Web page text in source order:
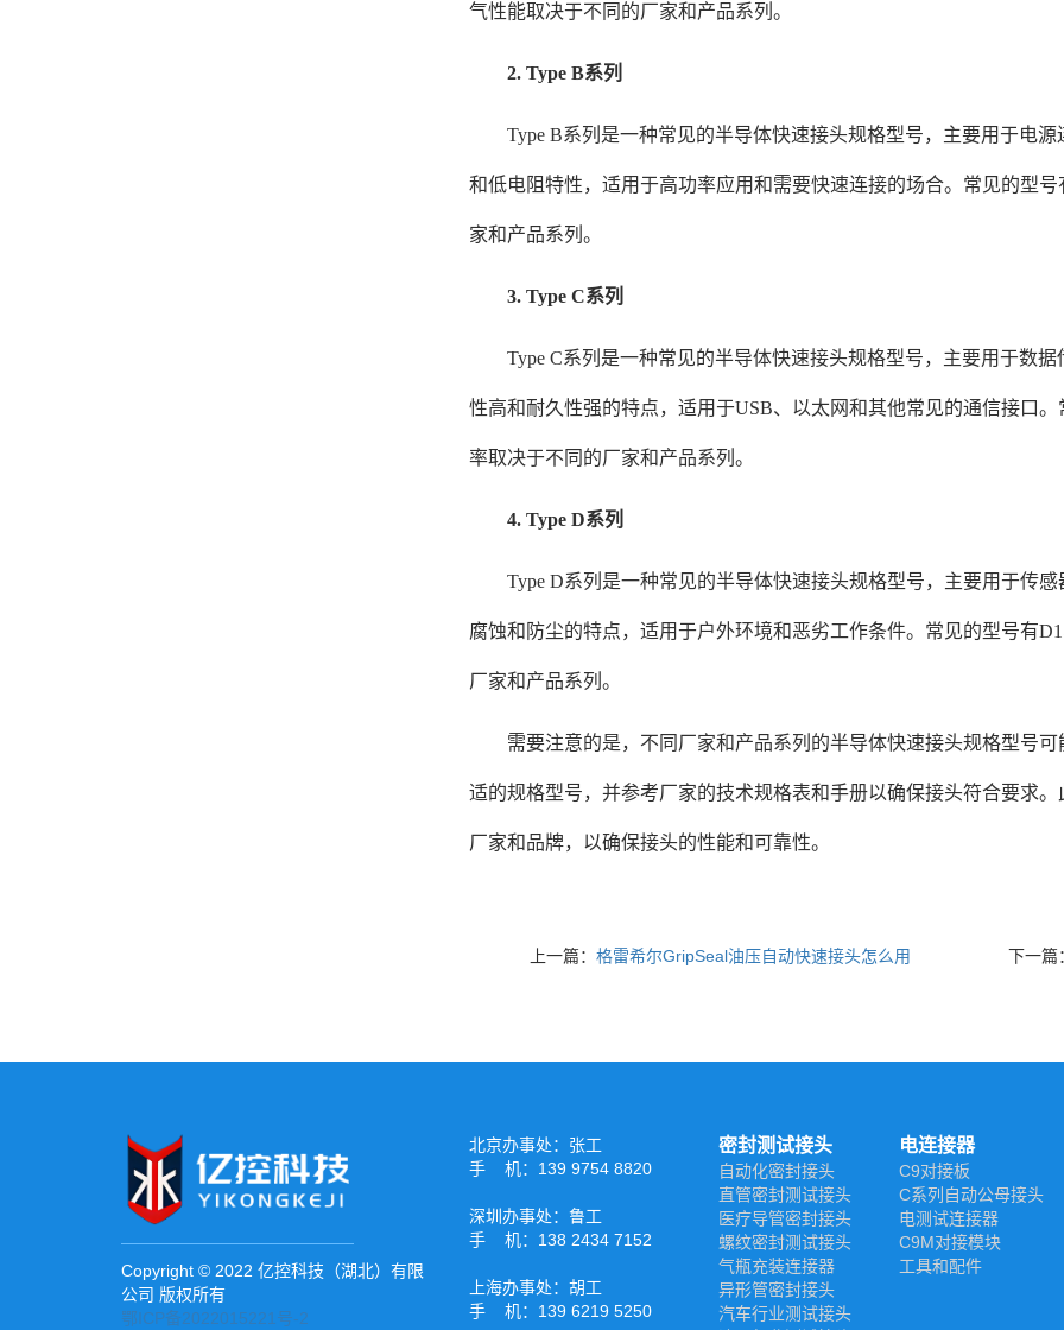
气性能取决于不同的厂家和产品系列。
2. Type B系列
Type B系列是一种常见的半导体快速接头规格型号，主要用于电源
和低电阻特性，适用于高功率应用和需要快速连接的场合。常见的型
家和产品系列。
3. Type C系列
Type C系列是一种常见的半导体快速接头规格型号，主要用于数据
性高和耐久性强的特点，适用于USB、以太网和其他常见的通信接口
率取决于不同的厂家和产品系列。
4. Type D系列
Type D系列是一种常见的半导体快速接头规格型号，主要用于传感
腐蚀和防尘的特点，适用于户外环境和恶劣工作条件。常见的型号有
厂家和产品系列。
需要注意的是，不同厂家和产品系列的半导体快速接头规格型号可
适的规格型号，并参考厂家的技术规格表和手册以确保接头符合要求
厂家和品牌，以确保接头的性能和可靠性。
上一篇： 格雷希尔GripSeal油压自动快速接头怎么用 下一篇
Copyright © 2022 亿控科技（湖北）有限
公司 版权所有
鄂ICP备2022015221号-2
北京办事处：张工
手 机：139 9754 8820
深圳办事处：鲁工
手 机：138 2434 7152
上海办事处：胡工
手 机：139 6219 5250
密封测试接头
自动化密封接头
直管密封测试接头
医疗导管密封接头
螺纹密封测试接头
气瓶充装连接器
异形管密封接头
汽车行业测试接头
电连接器
C9对接板
C系列自动公母接头
电测试连接器
C9M对接模块
工具和配件